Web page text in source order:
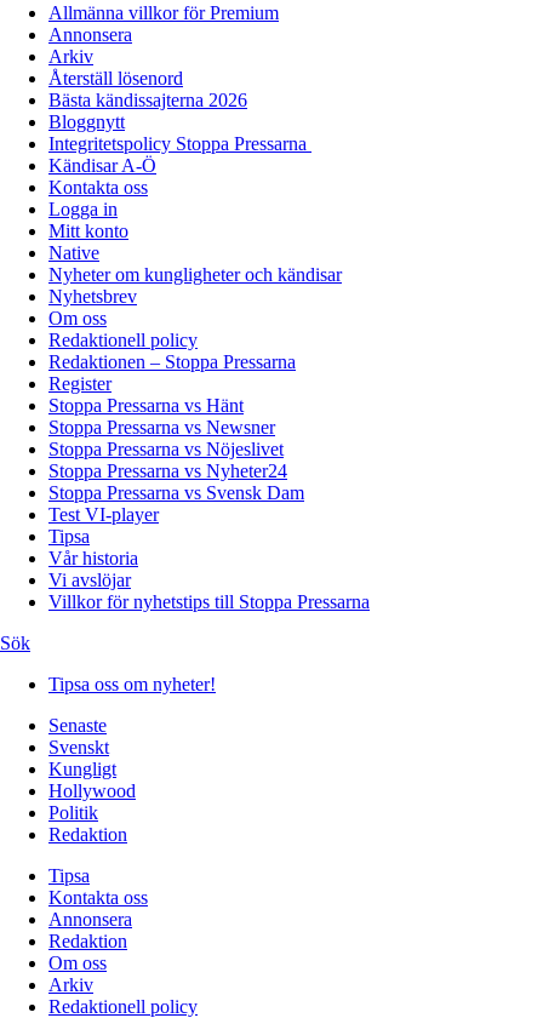
Allmänna villkor för Premium
Annonsera
Arkiv
Återställ lösenord
Bästa kändissajterna 2026
Bloggnytt
Integritetspolicy Stoppa Pressarna
Kändisar A-Ö
Kontakta oss
Logga in
Mitt konto
Native
Nyheter om kungligheter och kändisar
Nyhetsbrev
Om oss
Redaktionell policy
Redaktionen – Stoppa Pressarna
Register
Stoppa Pressarna vs Hänt
Stoppa Pressarna vs Newsner
Stoppa Pressarna vs Nöjeslivet
Stoppa Pressarna vs Nyheter24
Stoppa Pressarna vs Svensk Dam
Test VI-player
Tipsa
Vår historia
Vi avslöjar
Villkor för nyhetstips till Stoppa Pressarna
Sök
Tipsa oss om nyheter!
Senaste
Svenskt
Kungligt
Hollywood
Politik
Redaktion
Tipsa
Kontakta oss
Annonsera
Redaktion
Om oss
Arkiv
Redaktionell policy